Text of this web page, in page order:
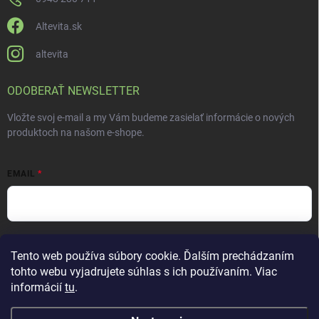
Tento web používa súbory cookie. Ďalším prechádzaním
tohto webu vyjadrujete súhlas s ich používaním. Viac
informácií tu.
Altevita.sk
altevita
ODOBERAŤ NEWSLETTER
Vložte svoj e-mail a my Vám budeme zasielať informácie o nových
produktoch na našom e-shope.
EMAIL
Prihlásiť sa